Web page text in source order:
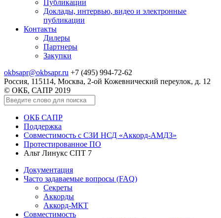
Публикации
Доклады, интервью, видео и электронные
публикации
Контакты
Дилеры
Партнеры
Закупки
okbsapr@okbsapr.ru +7 (495) 994-72-62
Россия, 115114, Москва, 2-ой Кожевнический переулок, д. 12
© ОКБ, САПР 2019
ОКБ САПР
Поддержка
Совместимость с СЗИ НСД «Аккорд-АМДЗ»
Протестированное ПО
Альт Линукс СПТ 7
Документация
Часто задаваемые вопросы (FAQ)
Секреты
Аккорды
Аккорд-МКТ
Совместимость